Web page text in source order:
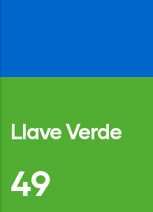
Llave Verde
74